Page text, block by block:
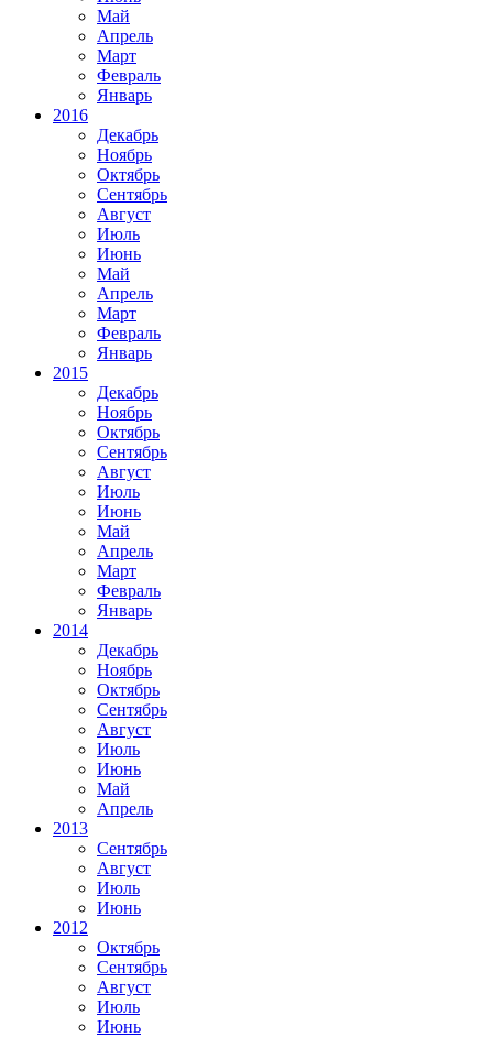
Май
Апрель
Март
Февраль
Январь
2016
Декабрь
Ноябрь
Октябрь
Сентябрь
Август
Июль
Июнь
Май
Апрель
Март
Февраль
Январь
2015
Декабрь
Ноябрь
Октябрь
Сентябрь
Август
Июль
Июнь
Май
Апрель
Март
Февраль
Январь
2014
Декабрь
Ноябрь
Октябрь
Сентябрь
Август
Июль
Июнь
Май
Апрель
2013
Сентябрь
Август
Июль
Июнь
2012
Октябрь
Сентябрь
Август
Июль
Июнь